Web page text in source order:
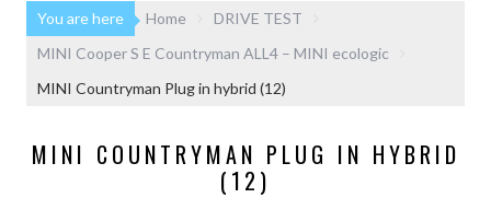
You are here Home
DRIVE TEST
MINI Cooper S E Countryman ALL4 – MINI ecologic
MINI Countryman Plug in hybrid (12)
MINI COUNTRYMAN PLUG IN HYBRID
(12)